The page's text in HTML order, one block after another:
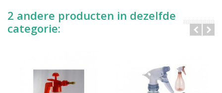
2 andere producten in dezelfde
categorie: